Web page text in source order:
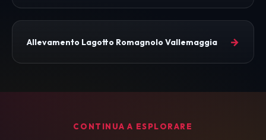
Allevamento Lagotto Romagnolo Vallemaggia →
CONTINUA A ESPLORARE